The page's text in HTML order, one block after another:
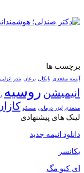
برچسب ها
آبسه مقعدی بایکال برغان بندر انزلی
انیمیشن روسیه
مقعدی لیزر درمانی مسکو
لینک های پیشنهادی
دانلود انیمه جدید
یکانسر
ای کیو مگ